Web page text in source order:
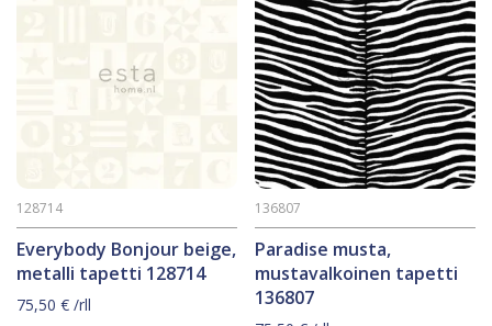
Everybody Bonjour beige,
metalli tapetti 128714
128714
75,50 € /rll
Paradise musta,
mustavalkoinen tapetti
136807
136807